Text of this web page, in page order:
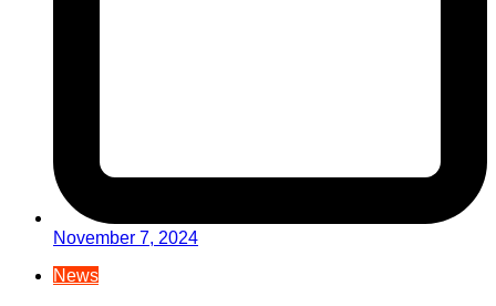
November 7, 2024
News